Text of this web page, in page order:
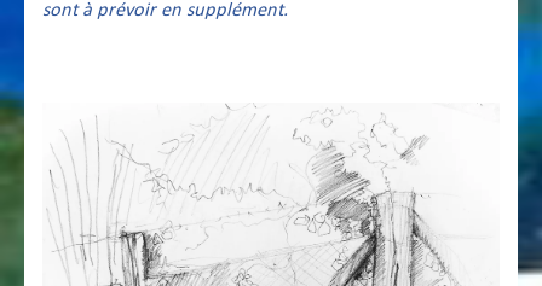
sont à prévoir en supplément.